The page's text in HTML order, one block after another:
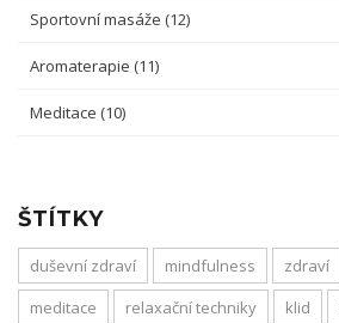
Sportovní masáže (12)
Aromaterapie (11)
Meditace (10)
ŠTÍTKY
duševní zdraví mindfulness zdraví
meditace
relaxační techniky klid